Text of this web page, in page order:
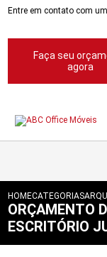
Entre em contato com
Faça seu
agora
HOMECATEGORIAS
ORÇAMENTO
ESCRITÓRIO